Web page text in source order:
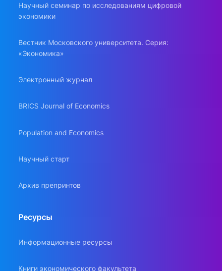
Научный семинар по исследованиям цифровой
экономики
Вестник Московского университета. Серия:
«Экономика»
Электронный журнал
BRICS Journal of Economics
Population and Economics
Научный старт
Архив препринтов
Ресурсы
Информационные ресурсы
Книги экономического факультета